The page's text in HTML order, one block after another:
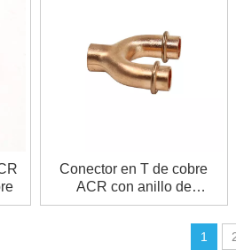
Conector en T de cobre
ACR con anillo de
soldadura
1